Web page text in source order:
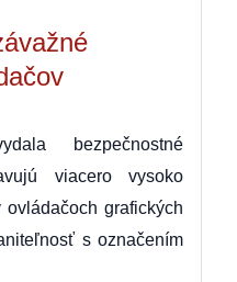
bezpečnostné
viacero vysoko
grafických
s označením